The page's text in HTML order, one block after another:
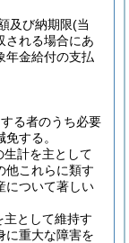
及び納期限(当
される場合にあ
年金給付の支払
る者のうち必要
する。
計を主として
他これらに類す
について著しい
として維持す
に重大な障害を